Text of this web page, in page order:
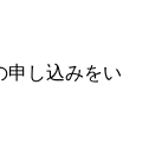
申し込みをい